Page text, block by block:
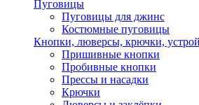
Пуговицы
Пуговицы для джинс
Костюмные пуговицы
Кнопки, люверсы, крючки,
Пришивные кнопки
Пробивные кнопки
Прессы и насадки
Крючки